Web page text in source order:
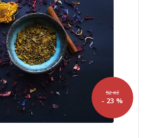
52 Kč
- 23 %